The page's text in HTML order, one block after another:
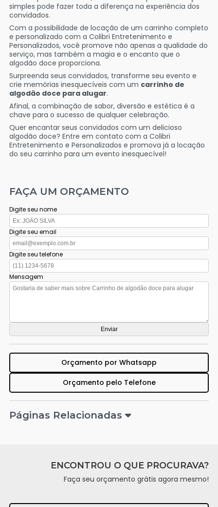
simples pode fazer toda a diferença na experiência dos
convidados.
Com a possibilidade de locação de um carrinho completo
e personalizado com a Colibri Entretenimento e
Personalizados, você promove não apenas a qualidade do
serviço, mas também a magia e o encanto que o
algodão doce proporciona.
Surpreenda seus convidados, transforme seu evento e
crie memórias inesquecíveis com um carrinho de
algodão doce para alugar.
Afinal, a combinação de sabor, diversão e estética é a
chave para o sucesso de qualquer celebração.
Quer encantar seus convidados com um delicioso
algodão doce? Entre em contato com a Colibri
Entretenimento e Personalizados e promova já a locação
do seu carrinho para um evento inesquecível!
FAÇA UM ORÇAMENTO
Digite seu nome
Digite seu email
Digite seu telefone
Mensagem
Orçamento por Whatsapp
Orçamento pelo Telefone
Páginas Relacionadas
ENCONTROU O QUE PROCURAVA?
Faça seu orçamento grátis agora mesmo!